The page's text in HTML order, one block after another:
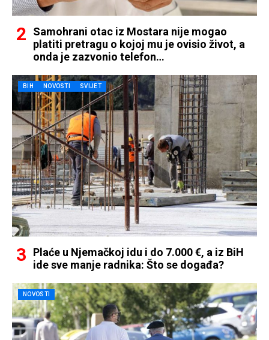
Samohrani otac iz Mostara nije mogao
platiti pretragu o kojoj mu je ovisio život, a
onda je zazvonio telefon…
BIH NOVOSTI SVIJET
Plaće u Njemačkoj idu i do 7.000 €, a iz BiH
ide sve manje radnika: Što se događa?
NOVOSTI